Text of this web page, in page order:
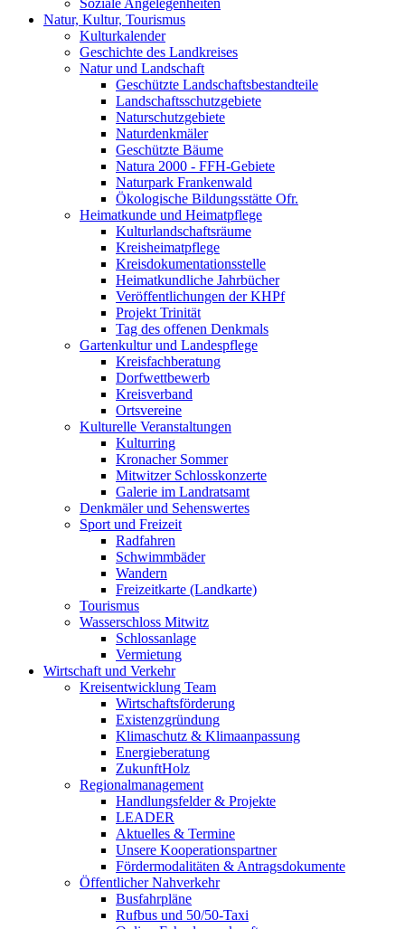
Soziale Angelegenheiten
Natur, Kultur, Tourismus
Kulturkalender
Geschichte des Landkreises
Natur und Landschaft
Geschützte Landschaftsbestandteile
Landschaftsschutzgebiete
Naturschutzgebiete
Naturdenkmäler
Geschützte Bäume
Natura 2000 - FFH-Gebiete
Naturpark Frankenwald
Ökologische Bildungsstätte Ofr.
Heimatkunde und Heimatpflege
Kulturlandschaftsräume
Kreisheimatpflege
Kreisdokumentationsstelle
Heimatkundliche Jahrbücher
Veröffentlichungen der KHPf
Projekt Trinität
Tag des offenen Denkmals
Gartenkultur und Landespflege
Kreisfachberatung
Dorfwettbewerb
Kreisverband
Ortsvereine
Kulturelle Veranstaltungen
Kulturring
Kronacher Sommer
Mitwitzer Schlosskonzerte
Galerie im Landratsamt
Denkmäler und Sehenswertes
Sport und Freizeit
Radfahren
Schwimmbäder
Wandern
Freizeitkarte (Landkarte)
Tourismus
Wasserschloss Mitwitz
Schlossanlage
Vermietung
Wirtschaft und Verkehr
Kreisentwicklung Team
Wirtschaftsförderung
Existenzgründung
Klimaschutz & Klimaanpassung
Energieberatung
ZukunftHolz
Regionalmanagement
Handlungsfelder & Projekte
LEADER
Aktuelles & Termine
Unsere Kooperationspartner
Fördermodalitäten & Antragsdokumente
Öffentlicher Nahverkehr
Busfahrpläne
Rufbus und 50/50-Taxi